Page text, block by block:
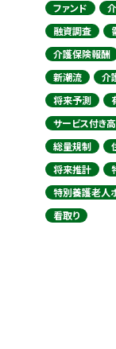
ファンド
融資調査
介護保険報酬
新潮流
介
将来予測
サービス付き
総量規制
将来推計
特別養護老人
看取り